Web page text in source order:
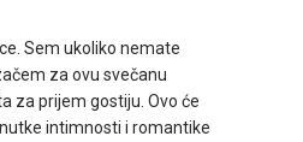
Sem ukoliko nemate
za ovu svečanu
za prijem gostiju. Ovo će
intimnosti i romantike